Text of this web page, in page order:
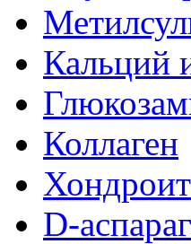
Кальций
Коллаген
D-